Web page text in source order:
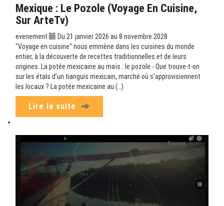
Mexique : Le Pozole (Voyage En Cuisine,
Sur ArteTv)
evenement
Du 21 janvier 2026 au 8 novembre 2028
"Voyage en cuisine" nous emmène dans les cuisines du monde
entier, à la découverte de recettes traditionnelles et de leurs
origines. La potée mexicaine au maïs : le pozole - Que trouve-t-on
sur les étals d’un tianguis mexicain, marché où s’approvisionnent
les locaux ? La potée mexicaine au (…)
Lire la suite